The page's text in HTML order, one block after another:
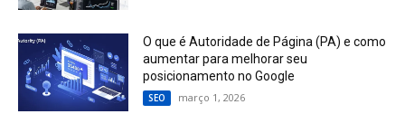
O que é Autoridade de Página (PA) e como
aumentar para melhorar seu
posicionamento no Google
SEO março 1, 2026